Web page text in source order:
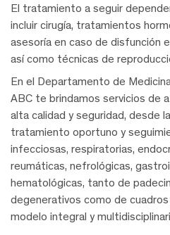
El tratamiento a seguir
incluir cirugía, tratamientos
asesoría en caso de disfunción
así como técnicas de
En el Departamento de
ABC te brindamos servicios de
alta calidad y seguridad, desde
tratamiento oportuno y
infecciosas, respiratorias,
reumáticas, nefrológicas,
hematológicas, tanto de
degenerativos como de
modelo integral y